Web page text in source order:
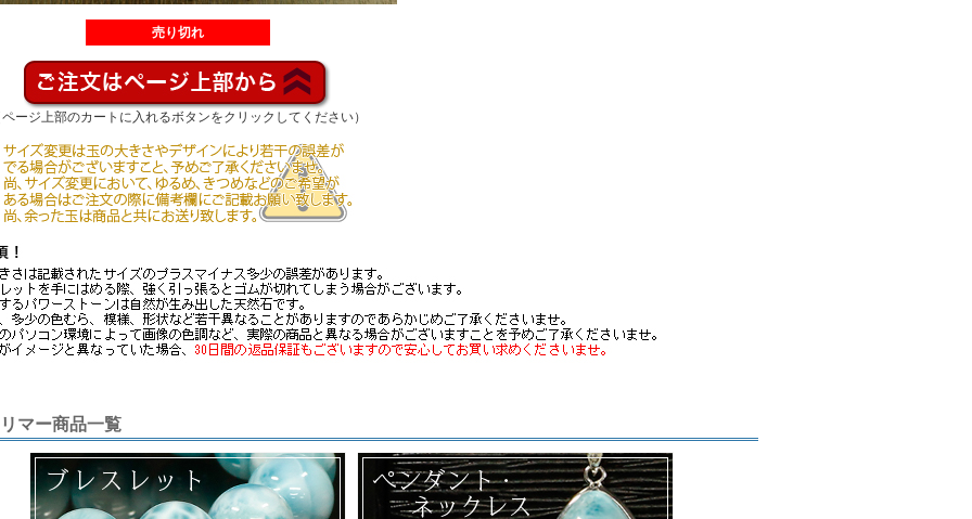
売り切れ
ージ上部のカートに入れるボタンをクリックしてください）
マー商品一覧